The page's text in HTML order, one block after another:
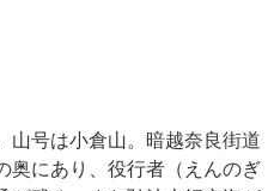
山号は小倉山。暗越奈良街道
奥にあり、役行者（えんのぎ